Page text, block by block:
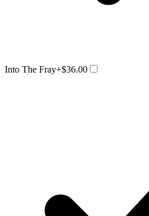
Into The Fray+$36.00